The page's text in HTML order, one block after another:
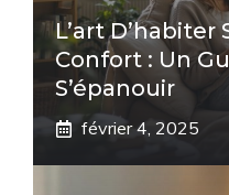
L’art D’habiter
Confort : Un
S’épanouir
février 4, 2025